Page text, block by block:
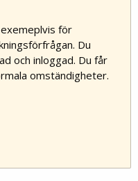
för
Du
och inloggad. Du får
omständigheter.